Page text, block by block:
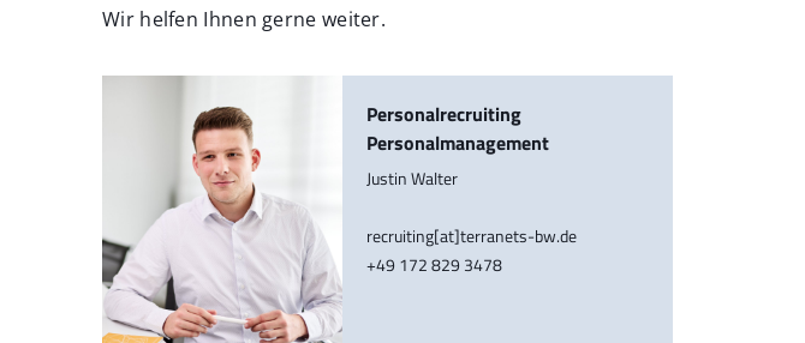
Wir helfen Ihnen gerne weiter.
Personalrecruiting
Personalmanagement
Justin Walter
recruiting[at]terranets-bw.de
+49 172 829 3478